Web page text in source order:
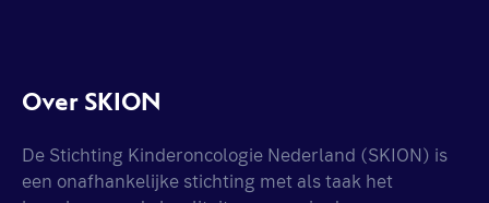
Over SKION
De Stichting Kinderoncologie Nederland (SKION) is
een onafhankelijke stichting met als taak het